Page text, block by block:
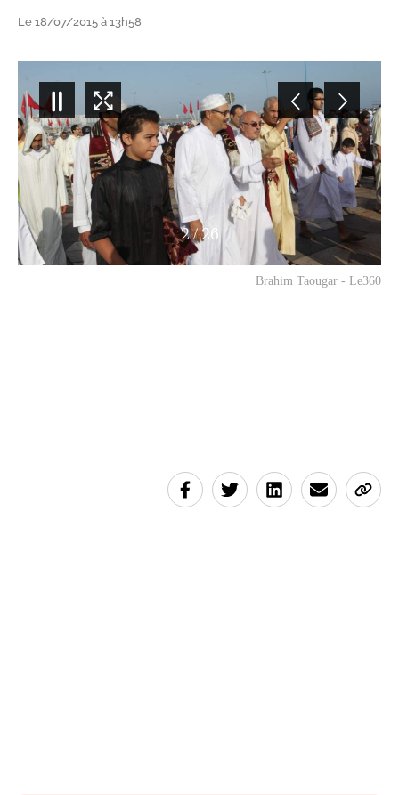
Le 18/07/2015 à 13h58
3/26
Brahim Taougar - Le360